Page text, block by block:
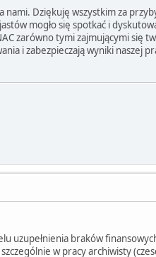
nami. Dziękuję wszystkim za
mogło się spotkać i
zarówno tymi zajmującymi
i zabezpieczają wyniki naszej
uzupełnienia braków
w pracy archiwisty